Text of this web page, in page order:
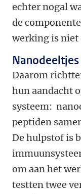
echter nogal
de
werking is niet
Nanodeeltjes
Daarom
hun aandacht
systeem:
peptiden
De hulpstof is
om aan het
testten twee